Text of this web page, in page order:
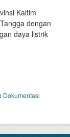
Kaltim
dengan
daya listrik
Dokumentasi